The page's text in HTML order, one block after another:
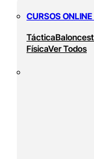
CURSOS
Táctica
FísicaVer Todos